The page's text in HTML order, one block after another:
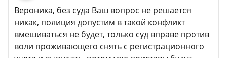
Вероника, без суда Ваш вопрос не решается
никак, полиция допустим в такой конфликт
вмешиваться не будет, только суд вправе против
воли проживающего снять с регистрационного